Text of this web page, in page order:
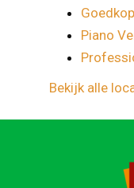
Piano
Bekijk alle